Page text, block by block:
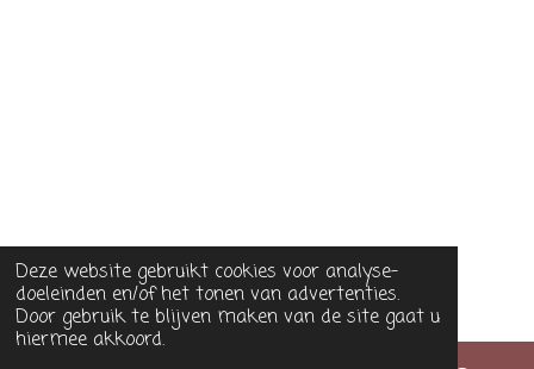
Deze website gebruikt cookies voor analyse-
doeleinden en/of het tonen van advertenties.
Door gebruik te blijven maken van de site gaat u
hiermee akkoord.